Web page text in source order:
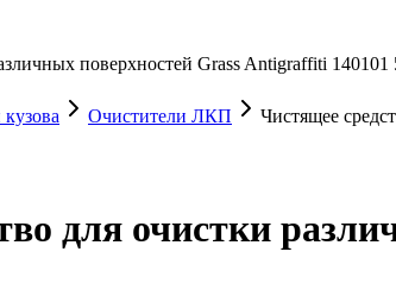
поверхностей Grass Antigraffiti 140101
Очистители ЛКП
Чистящее
для очистки